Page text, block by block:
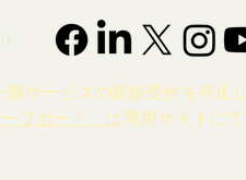
サービスの新規受付を停止
フボード」 は専用サイトにて